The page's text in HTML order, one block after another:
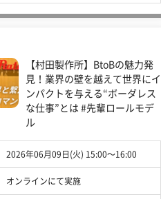
【村田製作所】BtoBの魅力発
見！業界の壁を越えて世界にイ
ンパクトを与える“ボーダレス
な仕事”とは #先輩ロールモデ
ル
2026年06月09日(火) 15:00〜16:00
オンラインにて実施